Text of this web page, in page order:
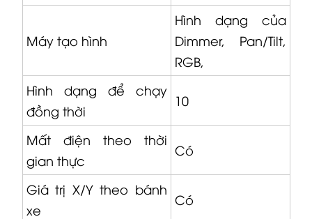
Máy tạo hình
Hình dạng của
Dimmer, Pan/Tilt,
RGB,
Hình dạng để chạy
đồng thời
10
Mất điện theo thời
gian thực
Có
Giá trị X/Y theo bánh
xe
Có